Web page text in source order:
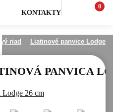
KONTAKTY
0
riad Liatinové panvice Lodge
PANVICA